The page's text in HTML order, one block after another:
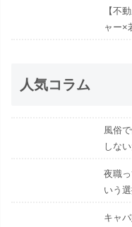
【不
ャー×
人気コラム
風俗
しな
夜職
いう
キャ